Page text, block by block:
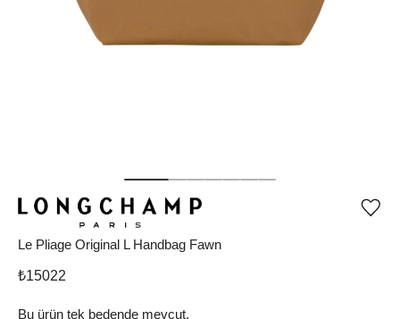
Le Pliage Original L Handbag Fawn
₺15022
Bu ürün tek bedende mevcut.